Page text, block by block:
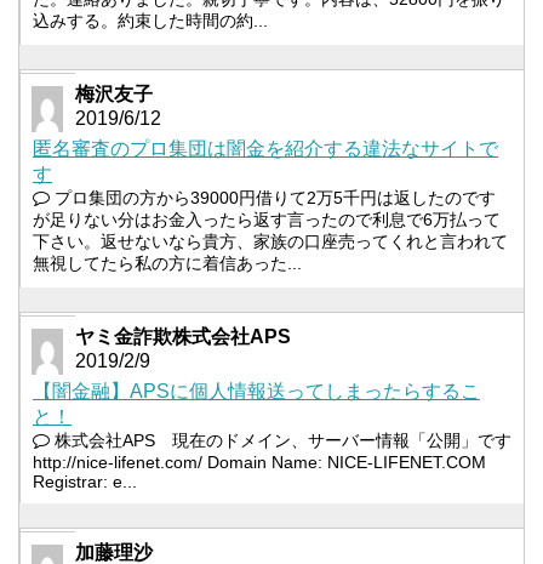
込みする。約束した時間の約...
梅沢友子
2019/6/12
匿名審査のプロ集団は闇金を紹介する違法なサイトで
す
プロ集団の方から39000円借りて2万5千円は返したのです
が足りない分はお金入ったら返す言ったので利息で6万払って
下さい。返せないなら貴方、家族の口座売ってくれと言われて
無視してたら私の方に着信あった...
ヤミ金詐欺株式会社APS
2019/2/9
【闇金融】APSに個人情報送ってしまったらするこ
と！
株式会社APS 現在のドメイン、サーバー情報「公開」です
http://nice-lifenet.com/ Domain Name: NICE-LIFENET.COM
Registrar: e...
加藤理沙